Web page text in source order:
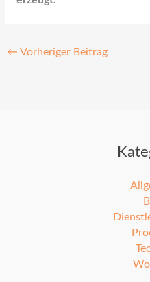
← Vorheriger Beitrag